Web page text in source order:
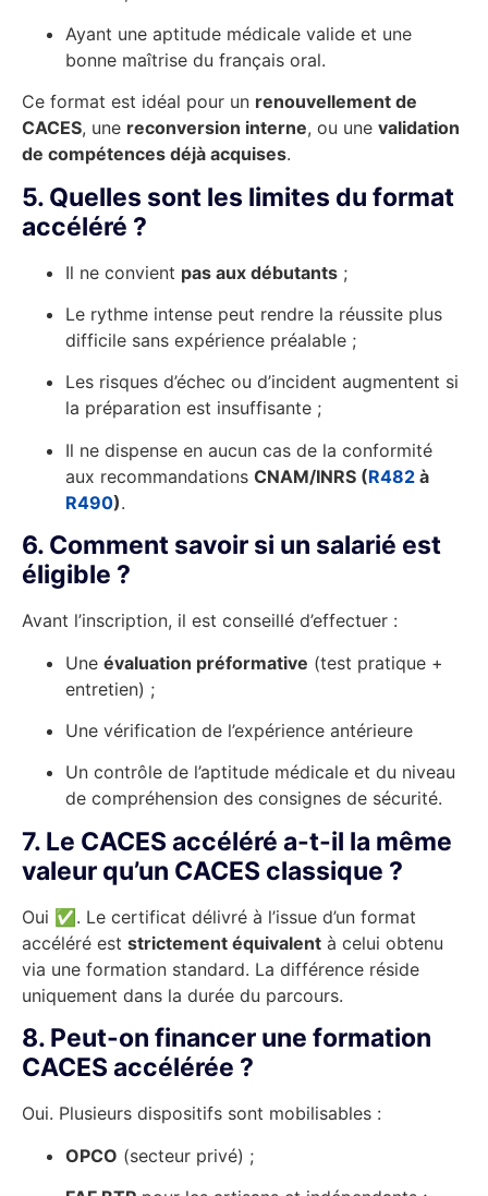
Ayant une aptitude médicale valide et une
bonne maîtrise du français oral.
Ce format est idéal pour un renouvellement de
CACES, une reconversion interne, ou une validation
de compétences déjà acquises.
5. Quelles sont les limites du format
accéléré ?
Il ne convient pas aux débutants ;
Le rythme intense peut rendre la réussite plus
difficile sans expérience préalable ;
Les risques d’échec ou d’incident augmentent si
la préparation est insuffisante ;
Il ne dispense en aucun cas de la conformité
aux recommandations CNAM/INRS (R482 à
R490).
6. Comment savoir si un salarié est
éligible ?
Avant l’inscription, il est conseillé d’effectuer :
Une évaluation préformative (test pratique +
entretien) ;
Une vérification de l’expérience antérieure
Un contrôle de l’aptitude médicale et du niveau
de compréhension des consignes de sécurité.
7. Le CACES accéléré a-t-il la même
valeur qu’un CACES classique ?
Oui ✅. Le certificat délivré à l’issue d’un format
accéléré est strictement équivalent à celui obtenu
via une formation standard. La différence réside
uniquement dans la durée du parcours.
8. Peut-on financer une formation
CACES accélérée ?
Oui. Plusieurs dispositifs sont mobilisables :
OPCO (secteur privé) ;